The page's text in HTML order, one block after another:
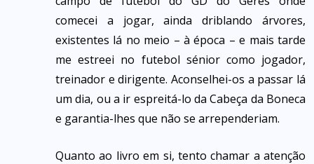
comecei a jogar, ainda driblando árvores,
existentes lá no meio – à época – e mais tarde
me estreei no futebol sénior como jogador,
treinador e dirigente. Aconselhei-os a passar lá
um dia, ou a ir espreitá-lo da Cabeça da Boneca
e garantia-lhes que não se arrependeriam.
Quanto ao livro em si, tento chamar a atenção